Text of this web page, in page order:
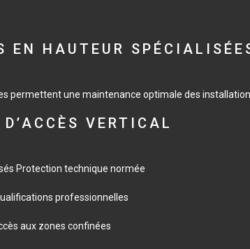
EN HAUTEUR
permettent une maintenance optimale des
VERTICAL
Protection technique normée
professionnelles
aux zones confinées